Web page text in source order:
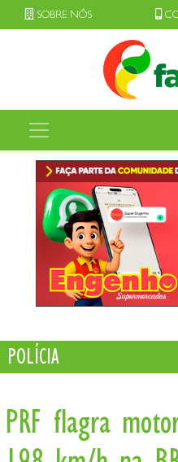
SOBRE NÓS
POLÍCIA
PRF flagra